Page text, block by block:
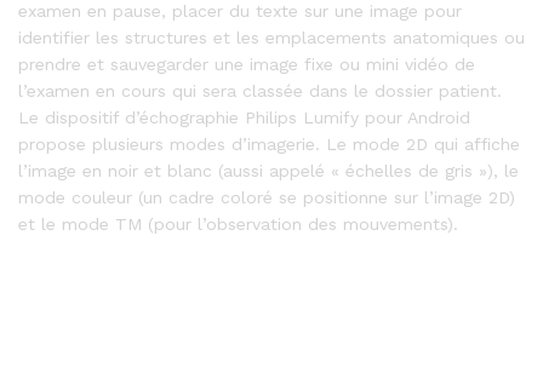
examen en pause, placer du texte sur une image pour
identifier les structures et les emplacements anatomiques ou
prendre et sauvegarder une image fixe ou mini vidéo de
l’examen en cours qui sera classée dans le dossier patient.
Le dispositif d’échographie Philips Lumify pour Android
propose plusieurs modes d’imagerie. Le mode 2D qui affiche
l’image en noir et blanc (aussi appelé « échelles de gris »), le
mode couleur (un cadre coloré se positionne sur l’image 2D)
et le mode TM (pour l’observation des mouvements).